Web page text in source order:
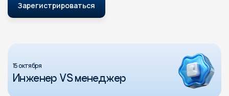
Зарегистрироваться
15 октября
Инженер VS менеджер